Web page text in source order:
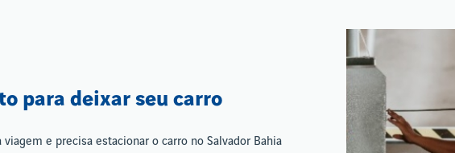
para deixar seu carro
viagem e precisa estacionar o carro no Salvador Bahia